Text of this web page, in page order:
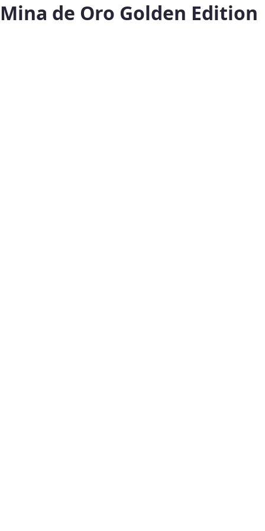
Mina de Oro Golden Edition